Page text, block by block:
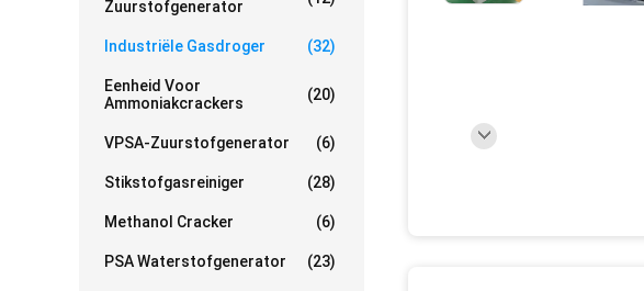
Zuurstofgenerator
Industriële Gasdroger (32)
Eenheid Voor
Ammoniakcrackers
(20)
VPSA-Zuurstofgenerator (6)
Stikstofgasreiniger (28)
Methanol Cracker (6)
PSA Waterstofgenerator (23)